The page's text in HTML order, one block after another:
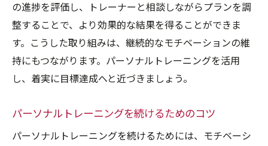
の進捗を評価し、トレーナーと相談しながらプランを調
整することで、より効果的な結果を得ることができま
す。こうした取り組みは、継続的なモチベーションの維
持にもつながります。パーソナルトレーニングを活用
し、着実に目標達成へと近づきましょう。
パーソナルトレーニングを続けるためのコツ
パーソナルトレーニングを続けるためには、モチベーシ